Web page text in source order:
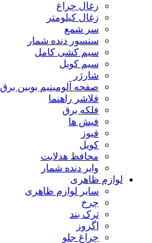
زغال چراغ
زغال کیلومتر
سر شمع
سنسور دنده شمار
سیم کشی کامل
سیم کویل
شارژر
صفحه آلومینیم بوبین برق
فلاشر راهنما
فلکه برق
فیش ها
فیوز
کویل
محافظ هدلایت
وایر دنده شمار
لوازم ظاهری
سایر لوازم ظاهری
چرخ
ترک بند
اگزوز
چراغ جلو